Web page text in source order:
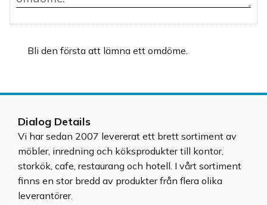
Bli den första att lämna ett omdöme.
Dialog Details
Vi har sedan 2007 levererat ett brett sortiment av
möbler, inredning och köksprodukter till kontor,
storkök, cafe, restaurang och hotell. I vårt sortiment
finns en stor bredd av produkter från flera olika
leverantörer.